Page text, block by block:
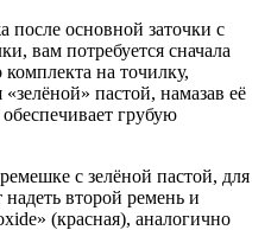
после основной заточки с
вам потребуется сначала
на точилку,
«зелёной» пастой, намазав её
грубую
с зелёной пастой, для
второй ремень и
(красная), аналогично